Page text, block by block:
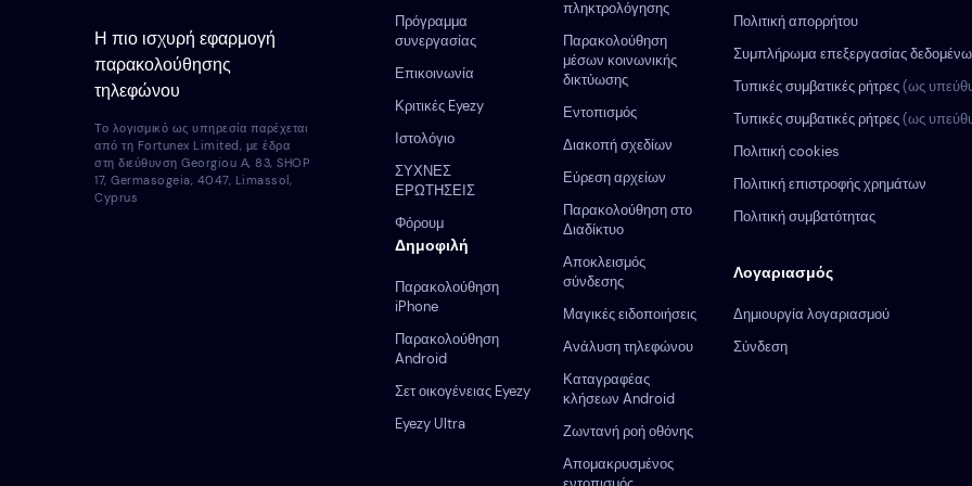
Η πιο ισχυρή εφαρμογή
παρακολούθησης
τηλεφώνου
Πρόγραμμα
συνεργασίας
Επικοινωνία
Κριτικές Eyezy
Ιστολόγιο
ΣΥΧΝΕΣ
ΕΡΩΤΗΣΕΙΣ
Φόρουμ
Δημοφιλή
Παρακολούθηση
iPhone
Παρακολούθηση
Android
Σετ οικογένειας Eyezy
Eyezy Ultra
Λογαριασμός
Δημιουργία λογαριασμού
Σύνδεση
Πολιτική απορρήτου
Συμπλήρωμα επεξεργασίας
Τυπικές συμβατικές ρήτρες(ως
Τυπικές συμβατικές ρήτρες(ως
Πολιτική cookies
Πολιτική επιστροφής χρημάτων
Πολιτική συμβατότητας
πληκτρολόγησης
Παρακολούθηση
μέσων κοινωνικής
δικτύωσης
Εντοπισμός
Διακοπή σχεδίων
Εύρεση αρχείων
Παρακολούθηση στο
Διαδίκτυο
Αποκλεισμός
σύνδεσης
Μαγικές ειδοποιήσεις
Ανάλυση τηλεφώνου
Καταγραφέας
κλήσεων Android
Ζωντανή ροή οθόνης
Απομακρυσμένος
Το λογισμικό ως υπηρεσία παρέχεται
από τη Fortunex Limited, με έδρα
στη διεύθυνση Georgiou Α, 83, SHOP
17, Germasogeia, 4047, Limassol,
Cyprus